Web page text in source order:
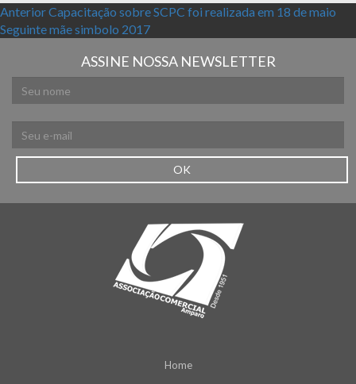
Navegação de Post
AnteriorPost anterior:
Capacitação sobre SCPC foi realizada em 18 de maio
SeguintePróximo post:
mãe simbolo 2017
ASSINE NOSSA NEWSLETTER
OK
Home